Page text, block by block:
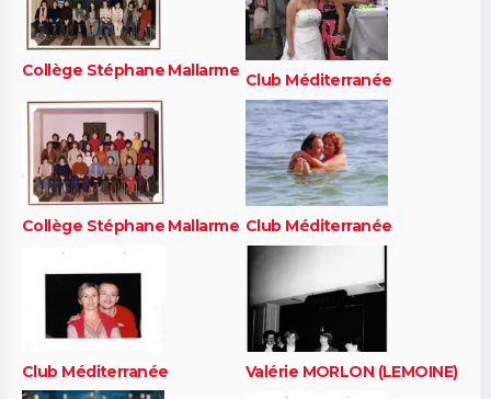
Collège Stéphane Mallarme Club Méditerranée
Collège Stéphane Mallarme Club Méditerranée
Club Méditerranée Valérie MORLON (LEMOINE)